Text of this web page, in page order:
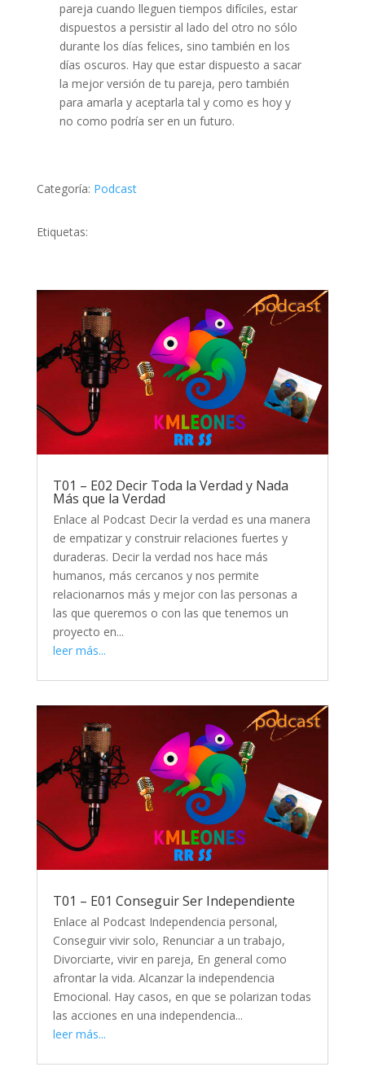
pareja cuando lleguen tiempos difíciles, estar
dispuestos a persistir al lado del otro no sólo
durante los días felices, sino también en los
días oscuros. Hay que estar dispuesto a sacar
la mejor versión de tu pareja, pero también
para amarla y aceptarla tal y como es hoy y
no como podría ser en un futuro.
Categoría: Podcast
Etiquetas:
T01 – E02 Decir Toda la Verdad y Nada
Más que la Verdad
Enlace al Podcast Decir la verdad es una manera
de empatizar y construir relaciones fuertes y
duraderas. Decir la verdad nos hace más
humanos, más cercanos y nos permite
relacionarnos más y mejor con las personas a
las que queremos o con las que tenemos un
proyecto en...
leer más...
T01 – E01 Conseguir Ser Independiente
Enlace al Podcast Independencia personal,
Conseguir vivir solo, Renunciar a un trabajo,
Divorciarte, vivir en pareja, En general como
afrontar la vida. Alcanzar la independencia
Emocional. Hay casos, en que se polarizan todas
las acciones en una independencia...
leer más...